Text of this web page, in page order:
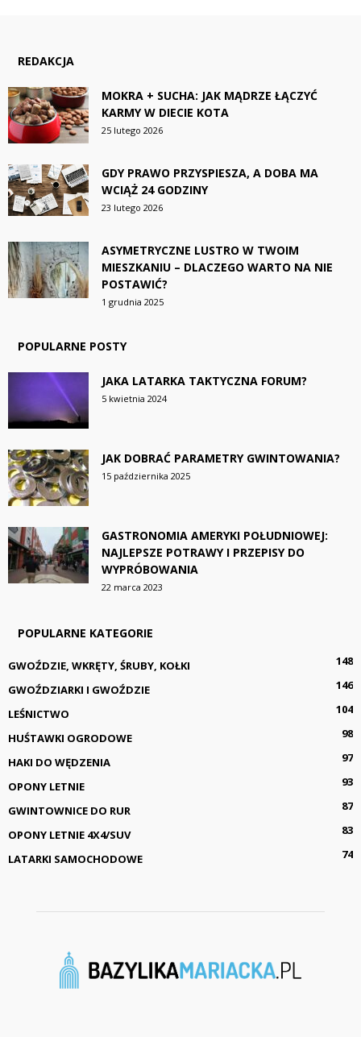
REDAKCJA
MOKRA + SUCHA: JAK MĄDRZE ŁĄCZYĆ
KARMY W DIECIE KOTA
25 lutego 2026
GDY PRAWO PRZYSPIESZA, A DOBA MA
WCIĄŻ 24 GODZINY
23 lutego 2026
ASYMETRYCZNE LUSTRO W TWOIM
MIESZKANIU – DLACZEGO WARTO NA NIE
POSTAWIĆ?
1 grudnia 2025
POPULARNE POSTY
JAKA LATARKA TAKTYCZNA FORUM?
5 kwietnia 2024
JAK DOBRAĆ PARAMETRY GWINTOWANIA?
15 października 2025
GASTRONOMIA AMERYKI POŁUDNIOWEJ:
NAJLEPSZE POTRAWY I PRZEPISY DO
WYPRÓBOWANIA
22 marca 2023
POPULARNE KATEGORIE
GWOŹDZIE, WKRĘTY, ŚRUBY, KOŁKI
148
GWOŹDZIARKI I GWOŹDZIE
146
LEŚNICTWO
104
HUŚTAWKI OGRODOWE
98
HAKI DO WĘDZENIA
97
OPONY LETNIE
93
GWINTOWNICE DO RUR
87
OPONY LETNIE 4X4/SUV
83
LATARKI SAMOCHODOWE
74